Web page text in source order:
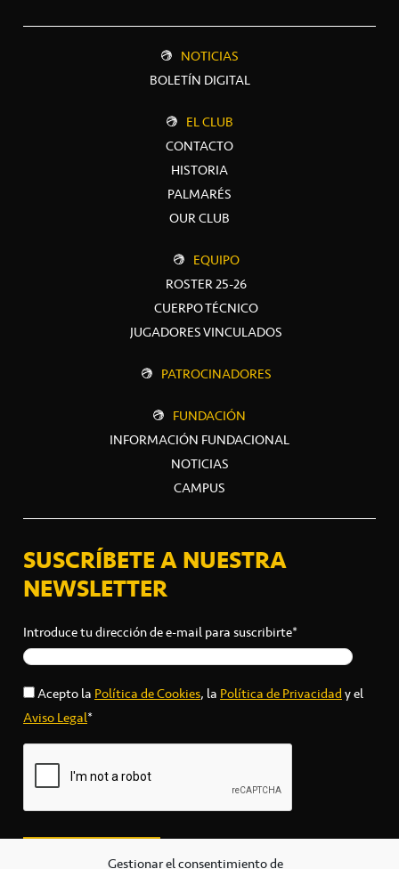
Gestionar el consentimiento de
NOTICIAS
BOLETÍN DIGITAL
EL CLUB
CONTACTO
HISTORIA
PALMARÉS
OUR CLUB
EQUIPO
ROSTER 25-26
CUERPO TÉCNICO
JUGADORES VINCULADOS
PATROCINADORES
FUNDACIÓN
INFORMACIÓN FUNDACIONAL
NOTICIAS
CAMPUS
SUSCRÍBETE A NUESTRA
NEWSLETTER
Introduce tu dirección de e-mail para suscribirte*
Acepto laPolítica de Cookies, laPolítica de Privacidady el
Aviso Legal*